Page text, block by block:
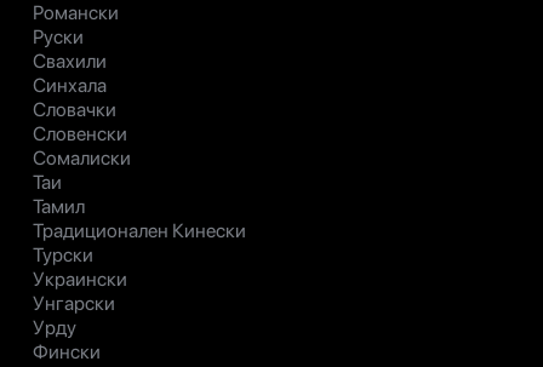
Романски
Руски
Свахили
Синхала
Словачки
Словенски
Сомалиски
Таи
Тамил
Традиционален Кинески
Турски
Украински
Унгарски
Урду
Фински